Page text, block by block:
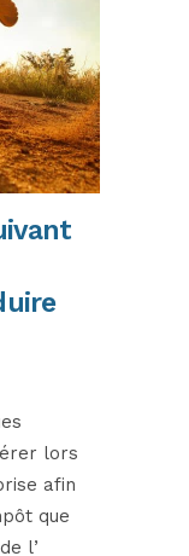
lors
afin
que
l’